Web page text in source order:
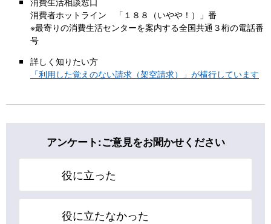
消費者ホットライン 「１８８（いやや！）」番
※最寄りの消費生活センターを案内する全国共通３桁の電話番
号
詳しく知りたい方
「利用した覚えのない請求（架空請求）」が横行しています
アンケート:ご意見をお聞かせください
役に立った
役に立たなかった